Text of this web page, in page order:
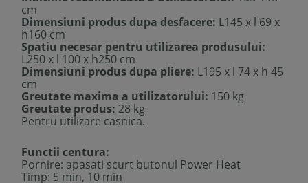
cm
Dimensiuni produs dupa desfacere: L145 x l 69 x
h160 cm
Spatiu necesar pentru utilizarea produsului:
L250 x l 100 x h250 cm
Dimensiuni produs dupa pliere: L195 x l 74 x h 45
cm
Greutate maxima a utilizatorului: 150 kg
Greutate produs: 28 kg
Pentru utilizare casnica.
Functii centura:
Pornire: apasati scurt butonul Power Heat
Timp: 5 min, 10 min